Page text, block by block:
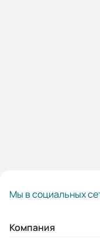
Мы в социальных
Компания